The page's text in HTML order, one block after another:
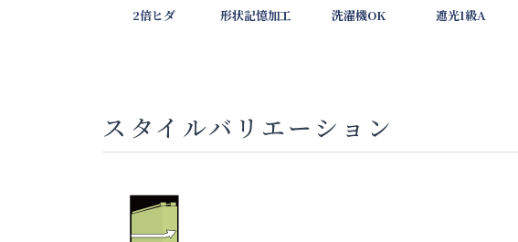
2倍ヒダ 形状記憶加工 洗濯機OK 遮光1級A
スタイルバリエーション